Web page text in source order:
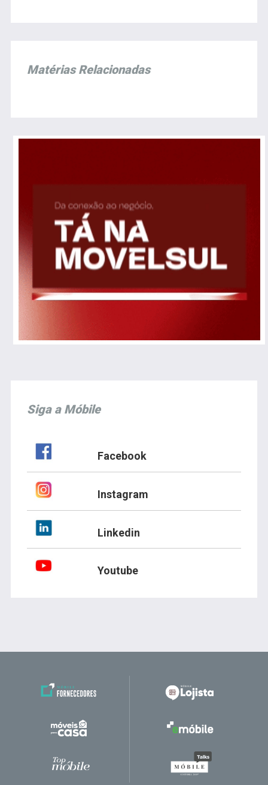
Matérias Relacionadas
Siga a Móbile
Facebook
Instagram
Linkedin
Youtube